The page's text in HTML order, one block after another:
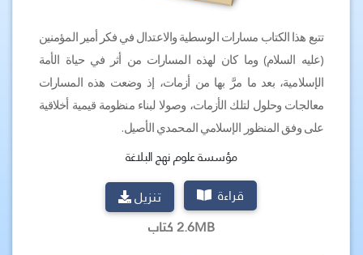
تتبع هذا الكتاب مسارات الوسطية والاعتدال في فكر أمير المؤمنين
(عليه السلام) وما كان لهذه المسارات من أثر في حياة الأمة
الإسلامية، بعد ما مرَّ بها من أزمات، إذ وضعت هذه المسارات
معالجات وحلول لتلك الأزمات، وصولا لبناء منظومة قيمية أخلاقية
على وفق المنظور الإسلامي المحمدي الأصيل.
مؤسسة علوم نهج البلاغة
قراءة
تنزيل
2.6MB كتاب